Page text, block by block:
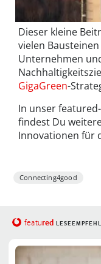
Dieser kleine
vielen
Unternehmen
GigaGreen-
In unser
findest Du
Innovationen für
Connecting4good
featured